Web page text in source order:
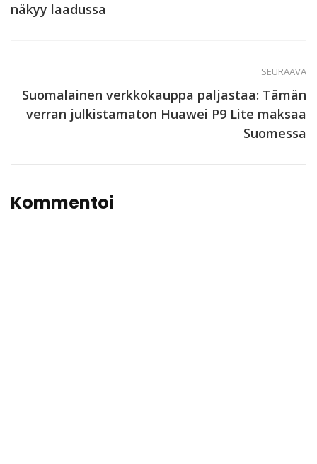
näkyy laadussa
SEURAAVA
Suomalainen verkkokauppa paljastaa: Tämän
verran julkistamaton Huawei P9 Lite maksaa
Suomessa
Kommentoi